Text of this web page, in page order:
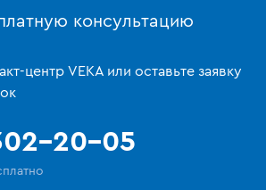
консультацию
центр VEKA или оставьте заявку
20-05